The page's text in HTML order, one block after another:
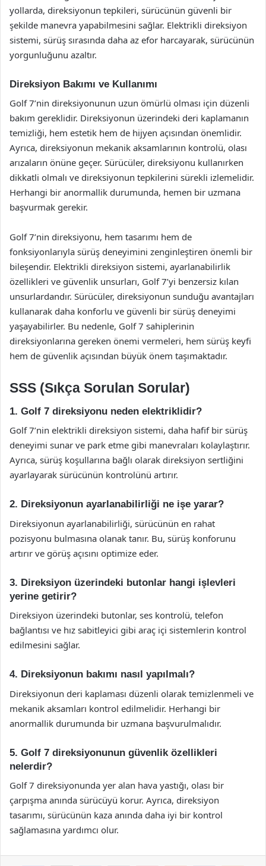
yollarda, direksiyonun tepkileri, sürücünün güvenli bir
şekilde manevra yapabilmesini sağlar. Elektrikli direksiyon
sistemi, sürüş sırasında daha az efor harcayarak, sürücünün
yorgunluğunu azaltır.
Direksiyon Bakımı ve Kullanımı
Golf 7’nin direksiyonunun uzun ömürlü olması için düzenli
bakım gereklidir. Direksiyonun üzerindeki deri kaplamanın
temizliği, hem estetik hem de hijyen açısından önemlidir.
Ayrıca, direksiyonun mekanik aksamlarının kontrolü, olası
arızaların önüne geçer. Sürücüler, direksiyonu kullanırken
dikkatli olmalı ve direksiyonun tepkilerini sürekli izlemelidir.
Herhangi bir anormallik durumunda, hemen bir uzmana
başvurmak gerekir.
Golf 7’nin direksiyonu, hem tasarımı hem de
fonksiyonlarıyla sürüş deneyimini zenginleştiren önemli bir
bileşendir. Elektrikli direksiyon sistemi, ayarlanabilirlik
özellikleri ve güvenlik unsurları, Golf 7’yi benzersiz kılan
unsurlardandır. Sürücüler, direksiyonun sunduğu avantajları
kullanarak daha konforlu ve güvenli bir sürüş deneyimi
yaşayabilirler. Bu nedenle, Golf 7 sahiplerinin
direksiyonlarına gereken önemi vermeleri, hem sürüş keyfi
hem de güvenlik açısından büyük önem taşımaktadır.
SSS (Sıkça Sorulan Sorular)
1. Golf 7 direksiyonu neden elektriklidir?
Golf 7’nin elektrikli direksiyon sistemi, daha hafif bir sürüş
deneyimi sunar ve park etme gibi manevraları kolaylaştırır.
Ayrıca, sürüş koşullarına bağlı olarak direksiyon sertliğini
ayarlayarak sürücünün kontrolünü artırır.
2. Direksiyonun ayarlanabilirliği ne işe yarar?
Direksiyonun ayarlanabilirliği, sürücünün en rahat
pozisyonu bulmasına olanak tanır. Bu, sürüş konforunu
artırır ve görüş açısını optimize eder.
3. Direksiyon üzerindeki butonlar hangi işlevleri
yerine getirir?
Direksiyon üzerindeki butonlar, ses kontrolü, telefon
bağlantısı ve hız sabitleyici gibi araç içi sistemlerin kontrol
edilmesini sağlar.
4. Direksiyonun bakımı nasıl yapılmalı?
Direksiyonun deri kaplaması düzenli olarak temizlenmeli ve
mekanik aksamları kontrol edilmelidir. Herhangi bir
anormallik durumunda bir uzmana başvurulmalıdır.
5. Golf 7 direksiyonunun güvenlik özellikleri
nelerdir?
Golf 7 direksiyonunda yer alan hava yastığı, olası bir
çarpışma anında sürücüyü korur. Ayrıca, direksiyon
tasarımı, sürücünün kaza anında daha iyi bir kontrol
sağlamasına yardımcı olur.